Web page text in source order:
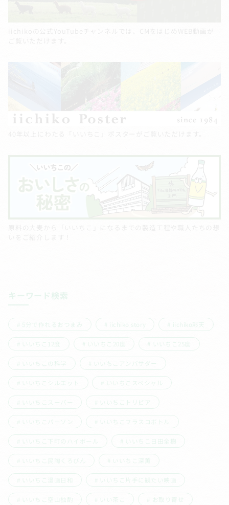
キーワード検索
5分で作れるおつまみ iichiko story iichiko彩天
いいちこ12度 いいちこ20度 いいちこ25度
いいちこの科学 いいちこアンバサダー
いいちこシルエット いいちこスペシャル
いいちこスーパー いいちこトリビア
いいちこパーソン いいちこフラスコボトル
いいちこ下町のハイボール いいちこ日田全麹
いいちこ民陶くろびん いいちこ深薫
いいちこ漫画日和 いいちこ片手に観たい映画
いいちこ空山独酌 いい茶こ お取り寄せ